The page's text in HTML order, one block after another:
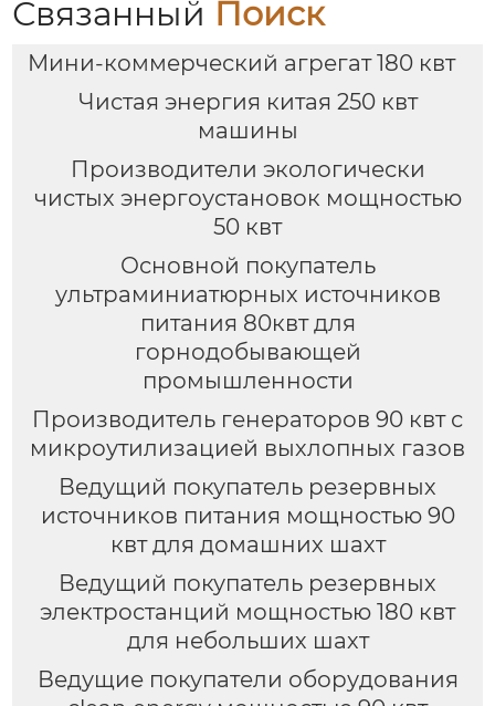
Связанный Поиск
Мини-коммерческий агрегат 180 квт
Чистая энергия китая 250 квт
машины
Производители экологически
чистых энергоустановок мощностью
50 квт
Основной покупатель
ультраминиатюрных источников
питания 80квт для
горнодобывающей
промышленности
Производитель генераторов 90 квт с
микроутилизацией выхлопных газов
Ведущий покупатель резервных
источников питания мощностью 90
квт для домашних шахт
Ведущий покупатель резервных
электростанций мощностью 180 квт
для небольших шахт
Ведущие покупатели оборудования